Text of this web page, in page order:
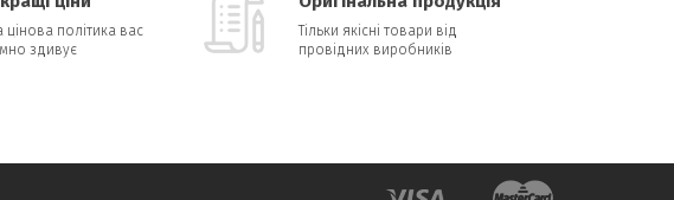
цінова політика вас
здивує
Тільки якісні товари від
провідних виробників